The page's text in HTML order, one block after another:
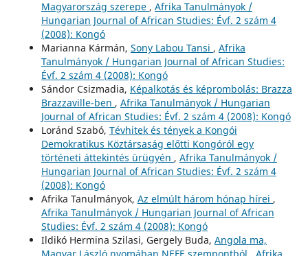
Magyarország szerepe , Afrika Tanulmányok /
Hungarian Journal of African Studies: Évf. 2 szám 4
(2008): Kongó
Marianna Kármán, Sony Labou Tansi , Afrika
Tanulmányok / Hungarian Journal of African Studies:
Évf. 2 szám 4 (2008): Kongó
Sándor Csizmadia, Képalkotás és képrombolás: Brazza
Brazzaville-ben , Afrika Tanulmányok / Hungarian
Journal of African Studies: Évf. 2 szám 4 (2008): Kongó
Loránd Szabó, Tévhitek és tények a Kongói
Demokratikus Köztársaság előtti Kongóról egy
történeti áttekintés ürügyén , Afrika Tanulmányok /
Hungarian Journal of African Studies: Évf. 2 szám 4
(2008): Kongó
Afrika Tanulmányok, Az elmúlt három hónap hírei ,
Afrika Tanulmányok / Hungarian Journal of African
Studies: Évf. 2 szám 4 (2008): Kongó
Ildikó Hermina Szilasi, Gergely Buda, Angola ma,
Magyar László nyomában NEFE szempontból , Afrika